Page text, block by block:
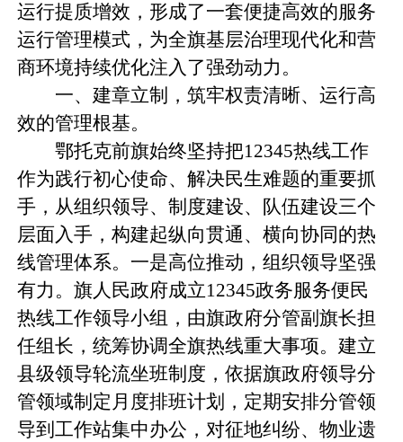
运行提质增效，形成了一套便捷高效的服务
运行管理模式，为全旗基层治理现代化和营
商环境持续优化注入了强劲动力。
一、建章立制，筑牢权责清晰、运行高
效的管理根基。
鄂托克前旗始终坚持把12345热线工作
作为践行初心使命、解决民生难题的重要抓
手，从组织领导、制度建设、队伍建设三个
层面入手，构建起纵向贯通、横向协同的热
线管理体系。一是高位推动，组织领导坚强
有力。旗人民政府成立12345政务服务便民
热线工作领导小组，由旗政府分管副旗长担
任组长，统筹协调全旗热线重大事项。建立
县级领导轮流坐班制度，依据旗政府领导分
管领域制定月度排班计划，定期安排分管领
导到工作站集中办公，对征地纠纷、物业遗